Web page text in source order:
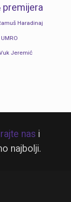
premijera
Haradinaj
UMRO
Jeremić
nas i
najbolji.